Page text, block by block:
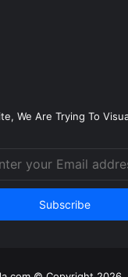
We Are Trying To